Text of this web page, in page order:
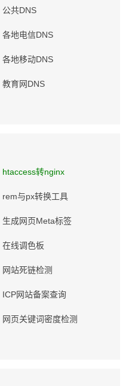
公共DNS
各地电信DNS
各地移动DNS
教育网DNS
htaccess转nginx
rem与px转换工具
生成网页Meta标签
在线调色板
网站死链检测
ICP网站备案查询
网页关键词密度检测